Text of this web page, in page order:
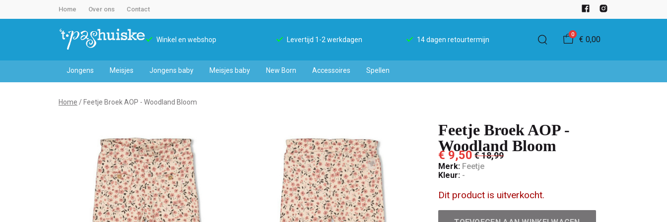
Home Over ons Contact
Winkel en webshop Levertijd 1-2 werkdagen 14 dagen retourtermijn
0
€ 0,00
Jongens Meisjes Jongens baby Meisjes baby New Born Accessoires Spellen
Feetje
Woodland
Home Feetje Broek AOP - Woodland Bloom
Feetje Broek AOP -
Woodland Bloom
€ 9,50€ 18,99
Merk: Feetje
Kleur: -
Dit product is uitverkocht.